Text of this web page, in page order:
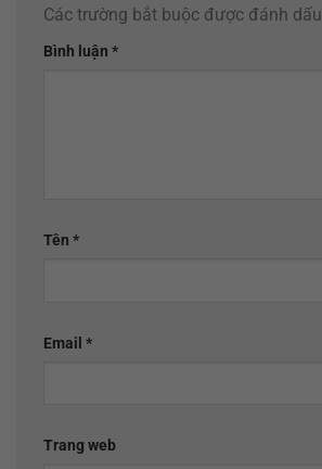
Các trường bắt buộc được đánh dấu
Bình luận *
Tên *
Email *
Trang web